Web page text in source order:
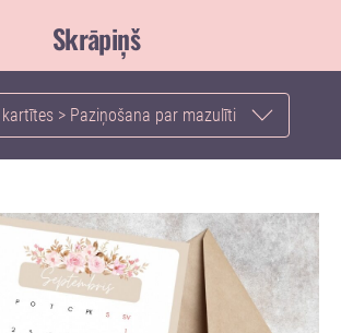
Skrāpiņš
> Paziņošana par mazulīti